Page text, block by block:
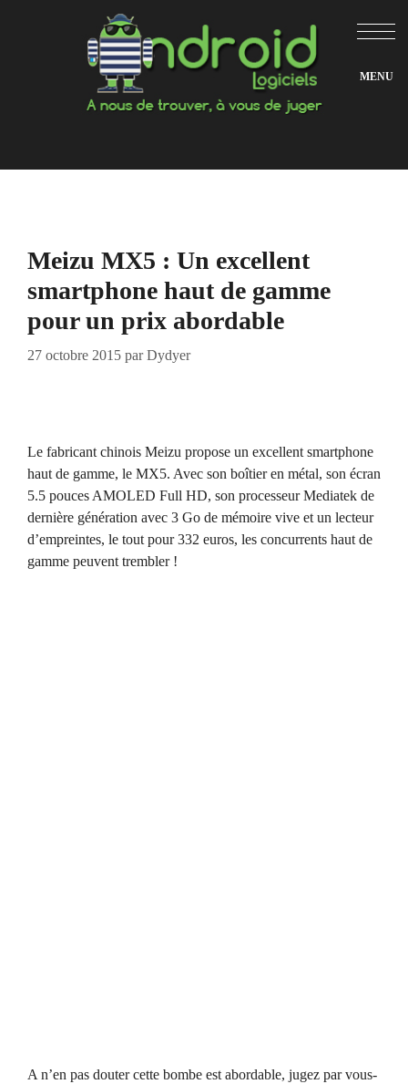
Meizu MX5 : Un excellent
smartphone haut de gamme
pour un prix abordable
27 octobre 2015 parDydyer
Le fabricant chinois Meizu propose un excellent smartphone
haut de gamme, le MX5. Avec son boîtier en métal, son écran
5.5 pouces AMOLED Full HD, son processeur Mediatek de
dernière génération avec 3 Go de mémoire vive et un lecteur
d’empreintes, le tout pour 332 euros, les concurrents haut de
gamme peuvent trembler !
A n’en pas douter cette bombe est abordable, jugez par vous-